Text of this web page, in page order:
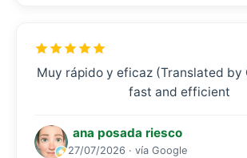
Muy rápido y eficaz (Translated by
fast and efficient
ana posada riesco
27/07/2026 · vía Google